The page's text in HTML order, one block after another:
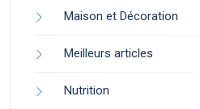
Maison et Décoration
Meilleurs articles
Nutrition